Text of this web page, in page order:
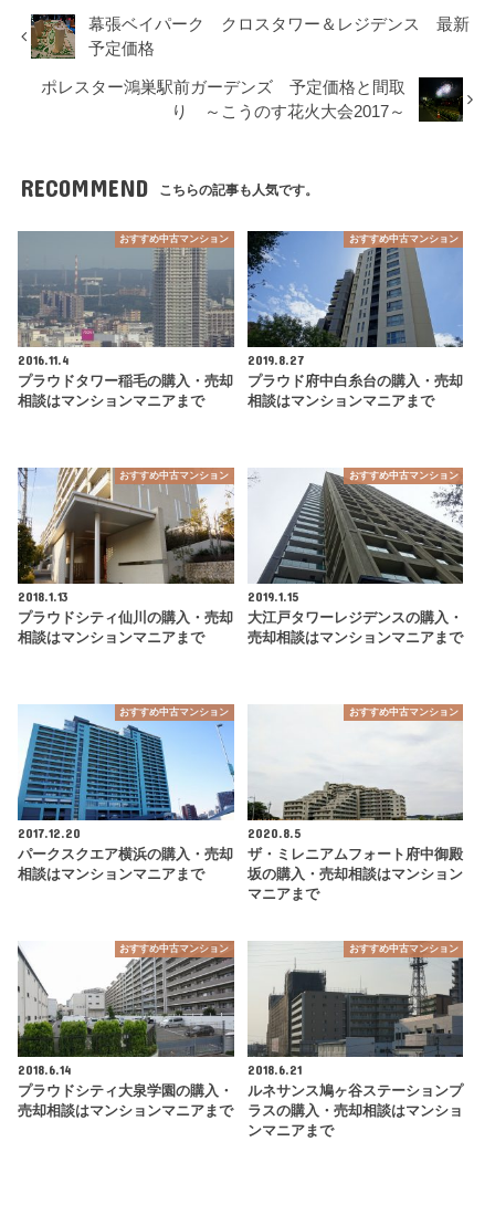
幕張ベイパーク クロスタワー＆レジデンス 最新
予定価格
ポレスター鴻巣駅前ガーデンズ 予定価格と間取
り ～こうのす花火大会2017～
RECOMMEND こちらの記事も人気です。
おすすめ中古マンション
2016.11.4
プラウドタワー稲毛の購入・売却
相談はマンションマニアまで
おすすめ中古マンション
2019.8.27
プラウド府中白糸台の購入・売却
相談はマンションマニアまで
おすすめ中古マンション
2018.1.13
プラウドシティ仙川の購入・売却
相談はマンションマニアまで
おすすめ中古マンション
2019.1.15
大江戸タワーレジデンスの購入・
売却相談はマンションマニアまで
おすすめ中古マンション
2017.12.20
パークスクエア横浜の購入・売却
相談はマンションマニアまで
おすすめ中古マンション
2020.8.5
ザ・ミレニアムフォート府中御殿
坂の購入・売却相談はマンション
マニアまで
おすすめ中古マンション
2018.6.14
プラウドシティ大泉学園の購入・
売却相談はマンションマニアまで
おすすめ中古マンション
2018.6.21
ルネサンス鳩ヶ谷ステーションプ
ラスの購入・売却相談はマンショ
ンマニアまで